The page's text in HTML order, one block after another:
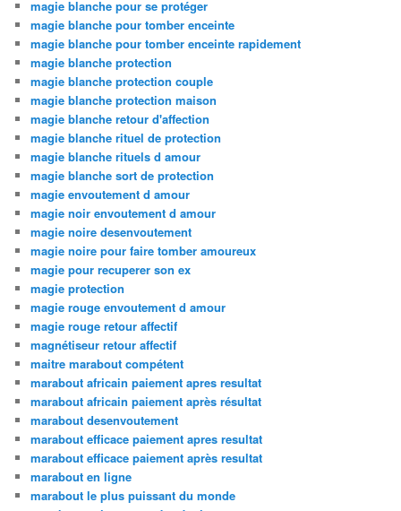
magie blanche pour se protéger
magie blanche pour tomber enceinte
magie blanche pour tomber enceinte rapidement
magie blanche protection
magie blanche protection couple
magie blanche protection maison
magie blanche retour d'affection
magie blanche rituel de protection
magie blanche rituels d amour
magie blanche sort de protection
magie envoutement d amour
magie noir envoutement d amour
magie noire desenvoutement
magie noire pour faire tomber amoureux
magie pour recuperer son ex
magie protection
magie rouge envoutement d amour
magie rouge retour affectif
magnétiseur retour affectif
maitre marabout compétent
marabout africain paiement apres resultat
marabout africain paiement après résultat
marabout desenvoutement
marabout efficace paiement apres resultat
marabout efficace paiement après resultat
marabout en ligne
marabout le plus puissant du monde